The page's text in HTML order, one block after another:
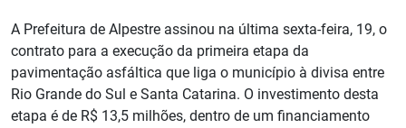
A Prefeitura de Alpestre assinou na última sexta-feira, 19, o
contrato para a execução da primeira etapa da
pavimentação asfáltica que liga o município à divisa entre
Rio Grande do Sul e Santa Catarina. O investimento desta
etapa é de R$ 13,5 milhões, dentro de um financiamento